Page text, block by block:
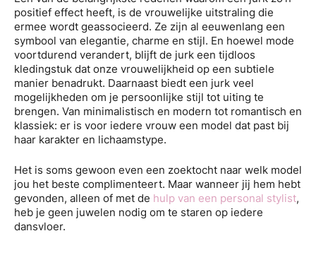
positief effect heeft, is de vrouwelijke uitstraling die
ermee wordt geassocieerd. Ze zijn al eeuwenlang een
symbool van elegantie, charme en stijl. En hoewel mode
voortdurend verandert, blijft de jurk een tijdloos
kledingstuk dat onze vrouwelijkheid op een subtiele
manier benadrukt. Daarnaast biedt een jurk veel
mogelijkheden om je persoonlijke stijl tot uiting te
brengen. Van minimalistisch en modern tot romantisch en
klassiek: er is voor iedere vrouw een model dat past bij
haar karakter en lichaamstype.
Het is soms gewoon even een zoektocht naar welk model
jou het beste complimenteert. Maar wanneer jij hem hebt
gevonden, alleen of met de hulp van een personal stylist,
heb je geen juwelen nodig om te staren op iedere
dansvloer.